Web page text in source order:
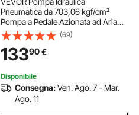
Pneumatica da 703,06 kgf/cm²
Pompa a Pedale Azionata ad Aria
con Guscio Metallico, Serbatoio
0,69 L Uscita Olio NPT 16,66 mm
Ingresso NPT 13,7 mm per
Attrezzature Aerospaziali
(69)
13390€
Disponibile
Consegna:Ven. Ago. 7 - Mar.
Ago. 11